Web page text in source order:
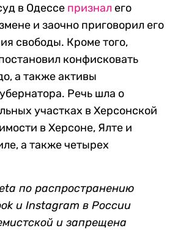
в Одессе признал его
и заочно приговорил его
свободы. Кроме того,
конфисковать
а также активы
Речь шла о
участках в Херсонской
в Херсоне, Ялте и
а также четырех
по распространению
и Instagram в России
и запрещена